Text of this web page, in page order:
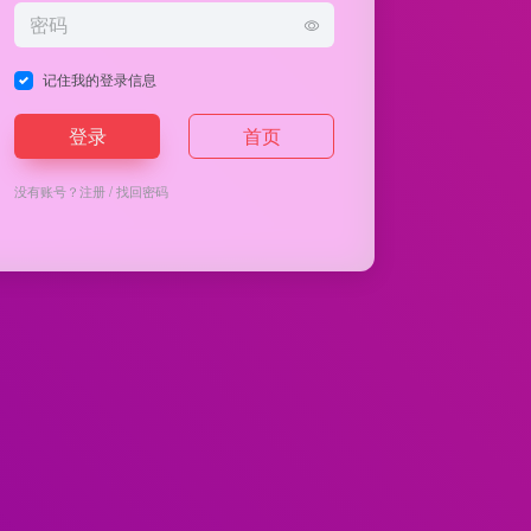
记住我的登录信息
登录 首页
没有账号？注册/找回密码